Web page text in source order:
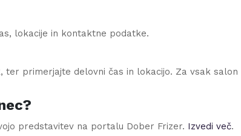
lokacije in kontaktne podatke.
primerjajte delovni čas in lokacijo. Za vsak salon
predstavitev na portalu Dober Frizer. Izvedi več.